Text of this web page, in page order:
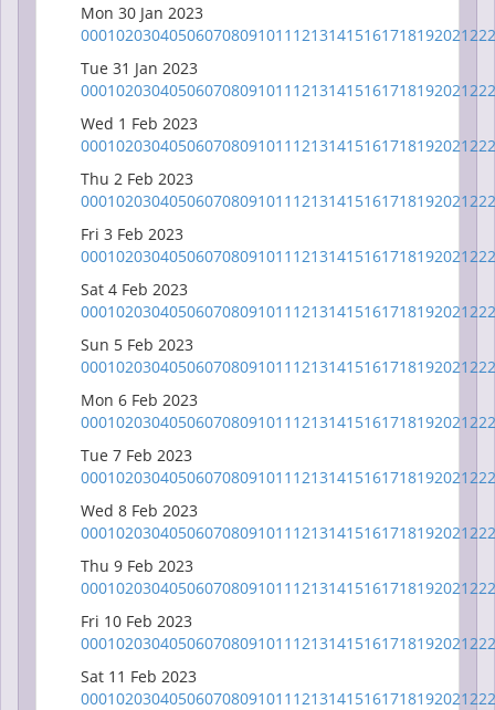
Mon 30 Jan 2023
000102030405060708091011 1213141516171819202122
Tue 31 Jan 2023
000102030405060708091011 1213141516171819202122
Wed 1 Feb 2023
000102030405060708091011 1213141516171819202122
Thu 2 Feb 2023
000102030405060708091011 1213141516171819202122
Fri 3 Feb 2023
000102030405060708091011 1213141516171819202122
Sat 4 Feb 2023
000102030405060708091011 1213141516171819202122
Sun 5 Feb 2023
000102030405060708091011 1213141516171819202122
Mon 6 Feb 2023
000102030405060708091011 1213141516171819202122
Tue 7 Feb 2023
000102030405060708091011 1213141516171819202122
Wed 8 Feb 2023
000102030405060708091011 1213141516171819202122
Thu 9 Feb 2023
000102030405060708091011 1213141516171819202122
Fri 10 Feb 2023
000102030405060708091011 1213141516171819202122
Sat 11 Feb 2023
000102030405060708091011 1213141516171819202122